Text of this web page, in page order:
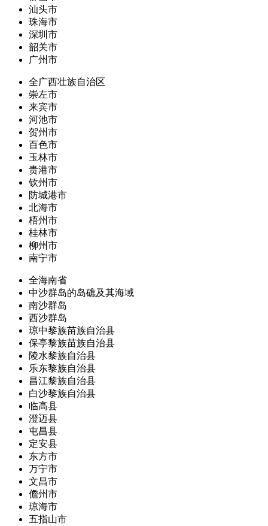
汕头市
珠海市
深圳市
韶关市
广州市
全广西壮族自治区
崇左市
来宾市
河池市
贺州市
百色市
玉林市
贵港市
钦州市
防城港市
北海市
梧州市
桂林市
柳州市
南宁市
全海南省
中沙群岛的岛礁及其海域
南沙群岛
西沙群岛
琼中黎族苗族自治县
保亭黎族苗族自治县
陵水黎族自治县
乐东黎族自治县
昌江黎族自治县
白沙黎族自治县
临高县
澄迈县
屯昌县
定安县
东方市
万宁市
文昌市
儋州市
琼海市
五指山市